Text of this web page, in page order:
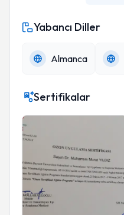
Yabancı Diller
Almanca
Sertifikalar